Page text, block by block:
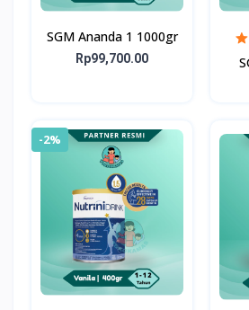
SGM Ananda 1 1000gr
Rp99,700.00
-2%